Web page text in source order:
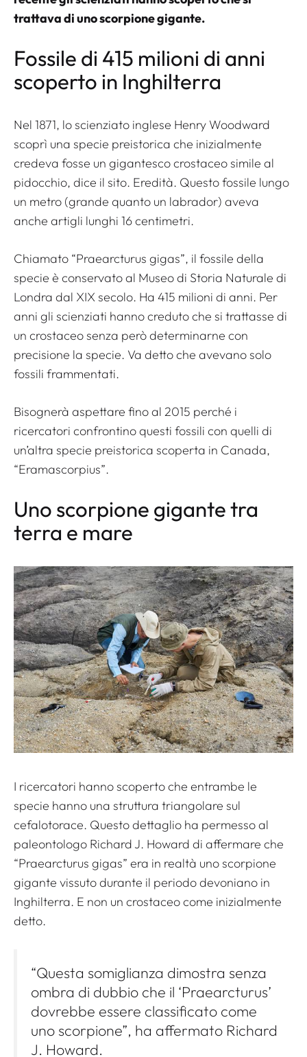
trattava di uno scorpione gigante.
Fossile di 415 milioni di anni
scoperto in Inghilterra
Nel 1871, lo scienziato inglese Henry Woodward
scoprì una specie preistorica che inizialmente
credeva fosse un gigantesco crostaceo simile al
pidocchio, dice il sito. Eredità. Questo fossile lungo
un metro (grande quanto un labrador) aveva
anche artigli lunghi 16 centimetri.
Chiamato “Praearcturus gigas”, il fossile della
specie è conservato al Museo di Storia Naturale di
Londra dal XIX secolo. Ha 415 milioni di anni. Per
anni gli scienziati hanno creduto che si trattasse di
un crostaceo senza però determinarne con
precisione la specie. Va detto che avevano solo
fossili frammentati.
Bisognerà aspettare fino al 2015 perché i
ricercatori confrontino questi fossili con quelli di
un’altra specie preistorica scoperta in Canada,
“Eramascorpius”.
Uno scorpione gigante tra
terra e mare
I ricercatori hanno scoperto che entrambe le
specie hanno una struttura triangolare sul
cefalotorace. Questo dettaglio ha permesso al
paleontologo Richard J. Howard di affermare che
“Praearcturus gigas” era in realtà uno scorpione
gigante vissuto durante il periodo devoniano in
Inghilterra. E non un crostaceo come inizialmente
detto.
“Questa somiglianza dimostra senza
ombra di dubbio che il ‘Praearcturus’
dovrebbe essere classificato come
uno scorpione”, ha affermato Richard
J. Howard.